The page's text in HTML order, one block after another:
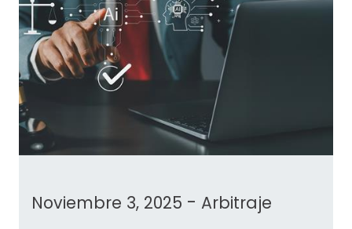
Noviembre 3, 2025 - Arbitraje